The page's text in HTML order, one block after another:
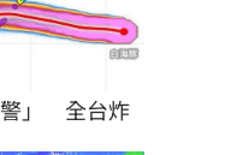
」　全台炸